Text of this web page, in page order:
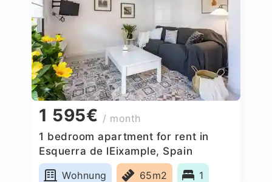
1 595€ / month
1 bedroom apartment for rent in
Esquerra de lEixample, Spain
Wohnung
65m2 1